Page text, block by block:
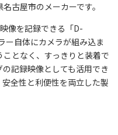
古屋市のメーカーです。
像を記録できる「D-
ー自体にカメラが組み込ま
となく、すっきりと装着で
記録映像としても活用でき
全性と利便性を両立した製